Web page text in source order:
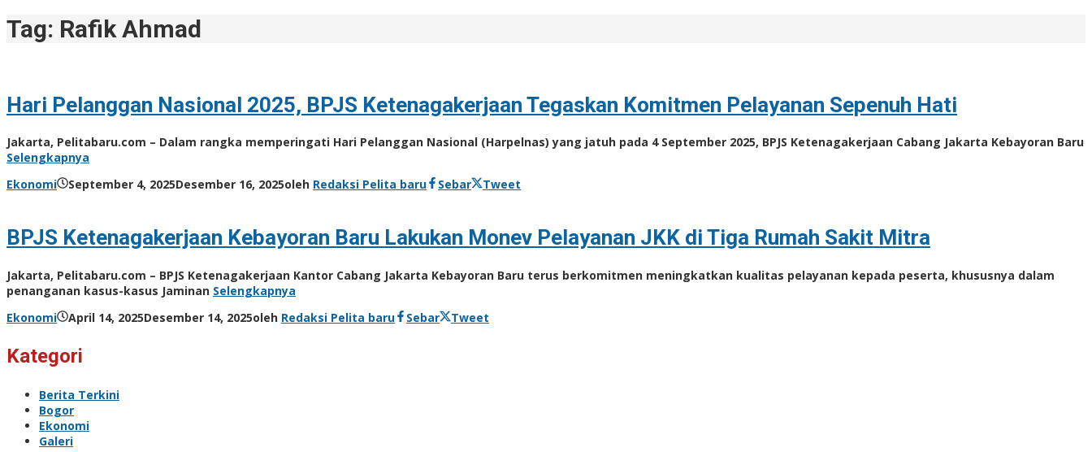
Tag: Rafik Ahmad
Hari Pelanggan Nasional 2025, BPJS Ketenagakerjaan Tegaskan Komitmen Pelayanan Sepenuh Hati
Jakarta, Pelitabaru.com – Dalam rangka memperingati Hari Pelanggan Nasional (Harpelnas) yang jatuh pada 4 September 2025, BPJS Ketenagakerjaan Cabang Jakarta Kebayoran Baru
Selengkapnya
Ekonomi
September 4, 2025Desember 16, 2025oleh Redaksi Pelita baru Sebar Tweet
BPJS Ketenagakerjaan Kebayoran Baru Lakukan Monev Pelayanan JKK di Tiga Rumah Sakit Mitra
Jakarta, Pelitabaru.com – BPJS Ketenagakerjaan Kantor Cabang Jakarta Kebayoran Baru terus berkomitmen meningkatkan kualitas pelayanan kepada peserta, khususnya dalam
penanganan kasus-kasus Jaminan Selengkapnya
Ekonomi
April 14, 2025Desember 14, 2025oleh Redaksi Pelita baru Sebar Tweet
Kategori
Berita Terkini
Bogor
Ekonomi
Galeri